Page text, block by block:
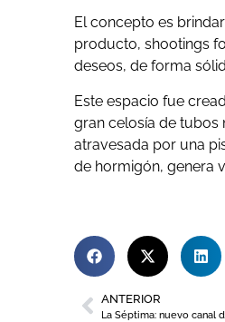
El concepto es
producto, shootings
deseos, de forma
Este espacio fue
gran celosía de tubos
atravesada por una
de hormigón, genera
ANTERIOR
La Séptima: nuevo canal